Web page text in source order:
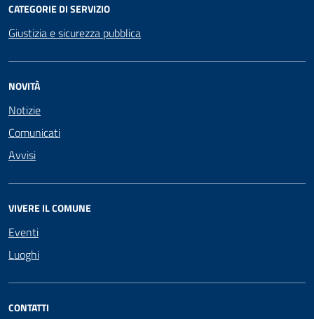
CATEGORIE DI SERVIZIO
Giustizia e sicurezza pubblica
NOVITÀ
Notizie
Comunicati
Avvisi
VIVERE IL COMUNE
Eventi
Luoghi
CONTATTI